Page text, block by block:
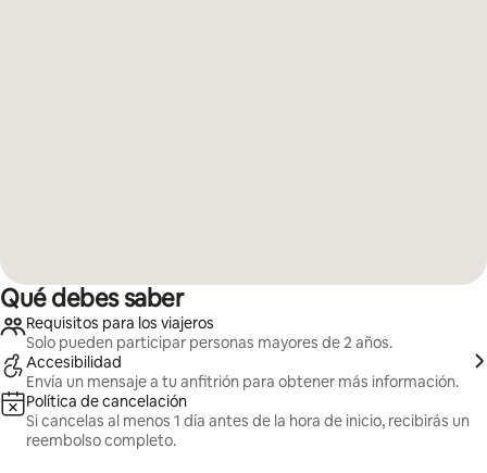
Qué debes saber
Requisitos para los viajeros
Solo pueden participar personas mayores de 2 años.
Accesibilidad
Envía un mensaje a tu anfitrión para obtener más información.
Política de cancelación
Si cancelas al menos 1 día antes de la hora de inicio, recibirás un
reembolso completo.